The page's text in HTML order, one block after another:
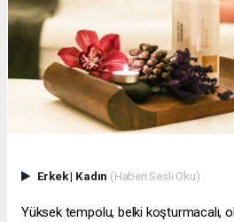
Erkek| Kadın (Haberi Sesli Oku)
Yüksek tempolu, belki koşturmacalı,